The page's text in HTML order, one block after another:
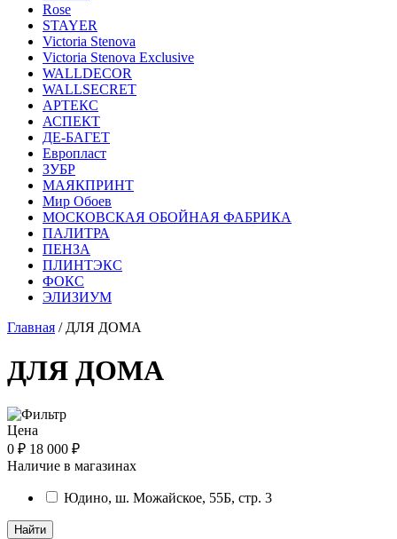
Rose
STAYER
Victoria Stenova
Victoria Stenova Exclusive
WALLDECOR
WALLSECRET
АРТЕКС
АСПЕКТ
ДЕ-БАГЕТ
Европласт
ЗУБР
МАЯКПРИНТ
Мир Обоев
МОСКОВСКАЯ ОБОЙНАЯ ФАБРИКА
ПАЛИТРА
ПЕНЗА
ПЛИНТЭКС
ФОКС
ЭЛИЗИУМ
Главная / ДЛЯ ДОМА
ДЛЯ ДОМА
Цена
0 ₽ 18 000 ₽
Наличие в магазинах
Юдино, ш. Можайское, 55Б, стр. 3
Найти